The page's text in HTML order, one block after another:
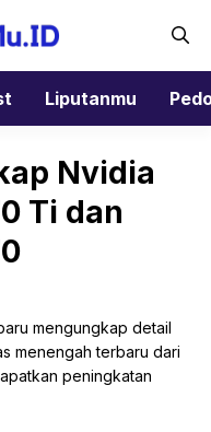
Liputanmu
Nvidia
Ti dan
mengungkap detail
menengah terbaru dari
peningkatan